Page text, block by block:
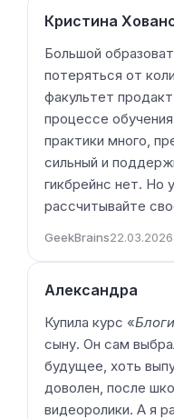
Кристина
Большой
потеряться от
факультет
процессе
практики много,
сильный и
гикбрейнс нет. Но
рассчитывайте
GeekBrains22.03.2026
Александра
Купила курс «
сыну. Он сам
будущее, хоть
доволен, после
видеоролики. А я